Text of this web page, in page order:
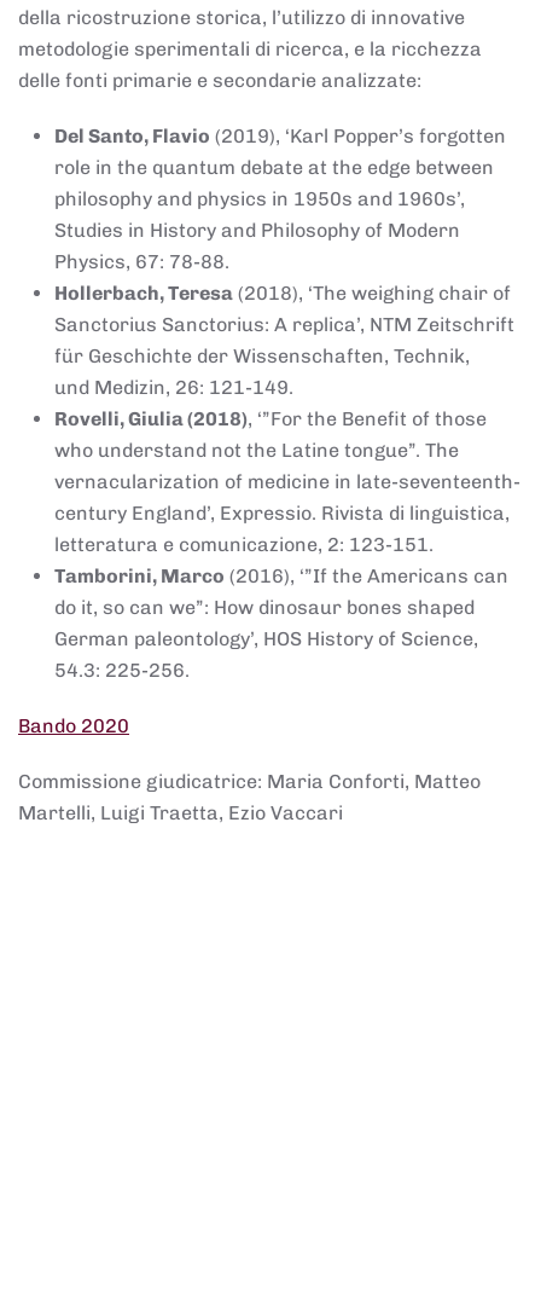
della ricostruzione storica, l’utilizzo di innovative
metodologie sperimentali di ricerca, e la ricchezza
delle fonti primarie e secondarie analizzate:
Del Santo, Flavio (2019), ‘Karl Popper’s forgotten
role in the quantum debate at the edge between
philosophy and physics in 1950s and 1960s’,
Studies in History and Philosophy of Modern
Physics, 67: 78-88.
Hollerbach, Teresa (2018), ‘The weighing chair of
Sanctorius Sanctorius: A replica’, NTM Zeitschrift
für Geschichte der Wissenschaften, Technik,
und Medizin, 26: 121-149.
Rovelli, Giulia (2018), ‘”For the Benefit of those
who understand not the Latine tongue”. The
vernacularization of medicine in late-seventeenth-
century England’, Expressio. Rivista di linguistica,
letteratura e comunicazione, 2: 123-151.
Tamborini, Marco (2016), ‘”If the Americans can
do it, so can we”: How dinosaur bones shaped
German paleontology’, HOS History of Science,
54.3: 225-256.
Bando 2020
Commissione giudicatrice: Maria Conforti, Matteo
Martelli, Luigi Traetta, Ezio Vaccari